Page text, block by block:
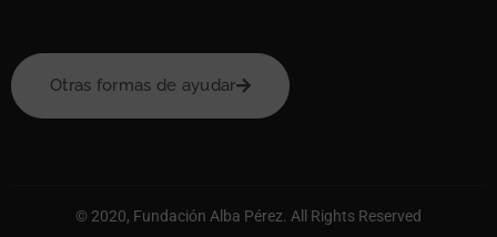
Otras formas de ayudar
© 2020, Fundación Alba Pérez. All Rights Reserved